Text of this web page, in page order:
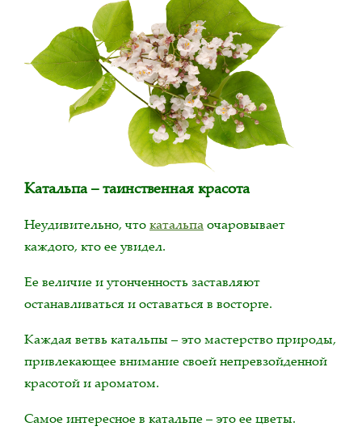
Катальпа – таинственная красота
Неудивительно, чтокатальпаочаровывает
каждого, кто ее увидел.
Ее величие и утонченность заставляют
останавливаться и оставаться в восторге.
Каждая ветвь катальпы – это мастерство природы,
привлекающее внимание своей непревзойденной
красотой и ароматом.
Самое интересное в катальпе – это ее цветы.